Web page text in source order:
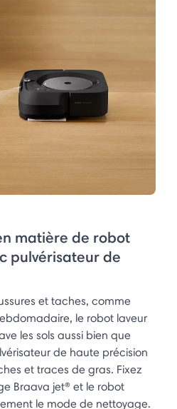
matière de robot
pulvérisateur de
et taches, comme
le robot laveur
les sols aussi bien que
de haute précision
et traces de gras. Fixez
Braava jet® et le robot
le mode de nettoyage.